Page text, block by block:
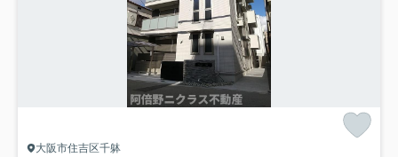
大阪市住吉区千躰